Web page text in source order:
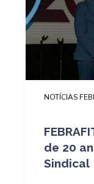
NOTÍCIAS
de 20
Sindical